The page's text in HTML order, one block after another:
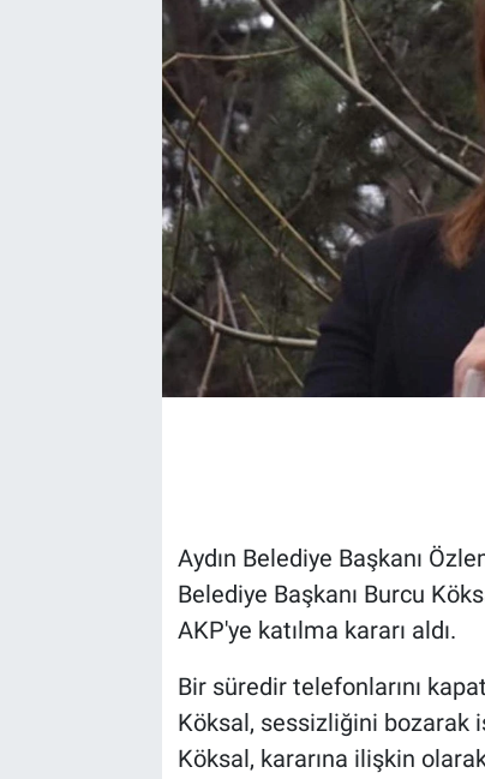
Aydın Belediye Başkanı
Belediye Başkanı Burcu
AKP'ye katılma kararı aldı.
Bir süredir telefonlarını
Köksal, sessizliğini bozarak
Köksal, kararına ilişkin